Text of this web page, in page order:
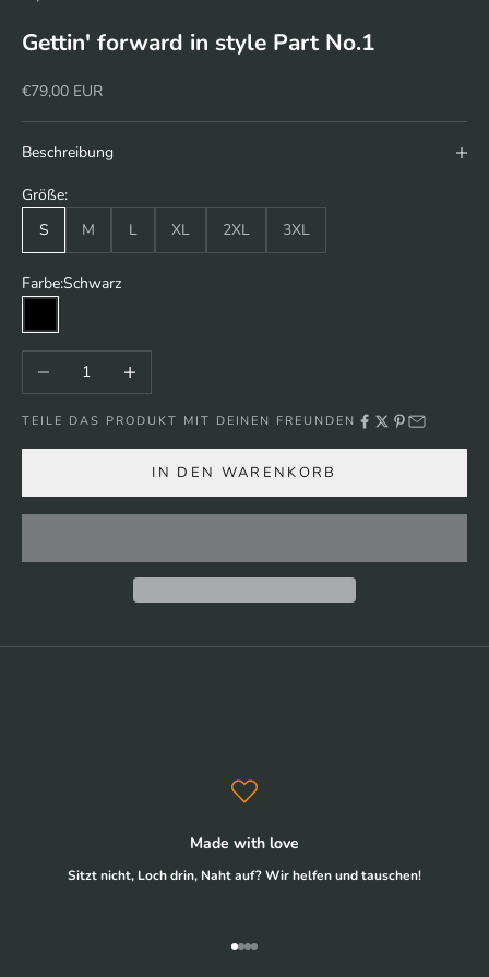
Gettin' forward in style Part No.1
Angebot
€79,00 EUR
Beschreibung
Größe:
S
M L XL 2XL 3XL
Farbe:Schwarz
Schwarz
Anzahl verringernAnzahl erhöhen
TEILE DAS PRODUKT MIT DEINEN FREUNDEN
IN DEN WARENKORB
Made with love
Sitzt nicht, Loch drin, Naht auf? Wir helfen und tauschen!
Gehe zu Element 1
Gehe zu Element 2
Gehe zu Element 3
Gehe zu Element 4